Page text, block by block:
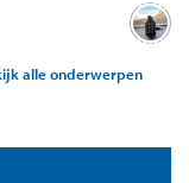
alle onderwerpen